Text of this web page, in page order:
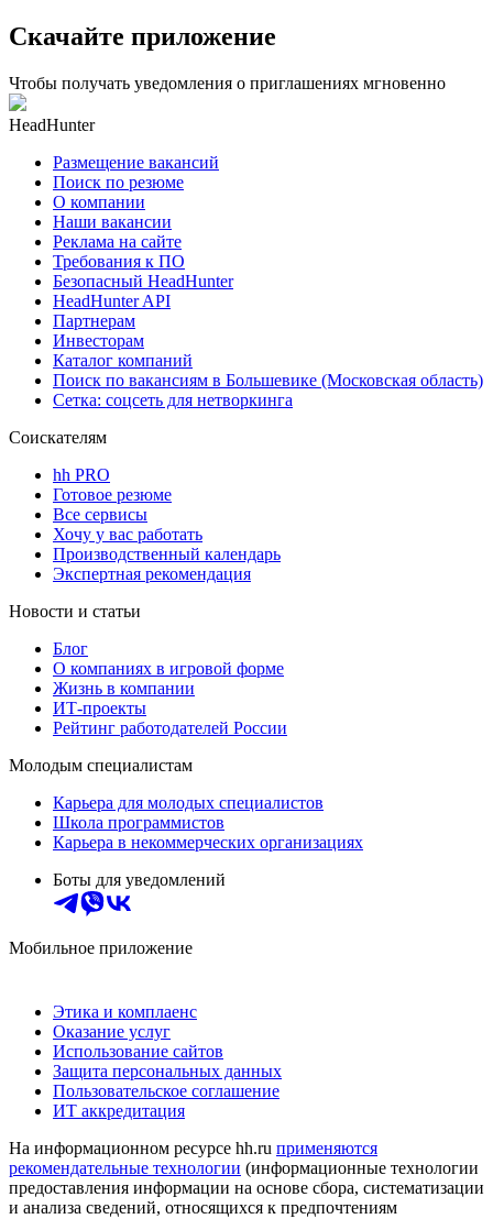
Скачайте приложение
Чтобы получать уведомления о приглашениях мгновенно
HeadHunter
Размещение вакансий
Поиск по резюме
О компании
Наши вакансии
Реклама на сайте
Требования к ПО
Безопасный HeadHunter
HeadHunter API
Партнерам
Инвесторам
Каталог компаний
Поиск по вакансиям в Большевике (Московская область)
Сетка: соцсеть для нетворкинга
Соискателям
hh PRO
Готовое резюме
Все сервисы
Хочу у вас работать
Производственный календарь
Экспертная рекомендация
Новости и статьи
Блог
О компаниях в игровой форме
Жизнь в компании
ИТ-проекты
Рейтинг работодателей России
Молодым специалистам
Карьера для молодых специалистов
Школа программистов
Карьера в некоммерческих организациях
Боты для уведомлений
Мобильное приложение
Этика и комплаенс
Оказание услуг
Использование сайтов
Защита персональных данных
Пользовательское соглашение
ИТ аккредитация
На информационном ресурсе hh.ru применяются
рекомендательные технологии (информационные технологии
предоставления информации на основе сбора, систематизации
и анализа сведений, относящихся к предпочтениям